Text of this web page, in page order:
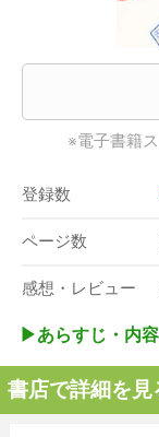
※電子書籍
登録数
ページ数
感想・レビュー
▶︎あらすじ・内
書店で詳細を見